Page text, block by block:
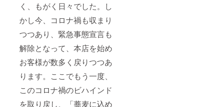
く、もがく日々でした。し
かし今、コロナ禍も収まり
つつあり、緊急事態宣言も
解除となって、本店を始め
お客様が数多く戻りつつあ
ります。ここでもう一度、
このコロナ禍のビハインド
を取り戻し、「蕎麦に込め